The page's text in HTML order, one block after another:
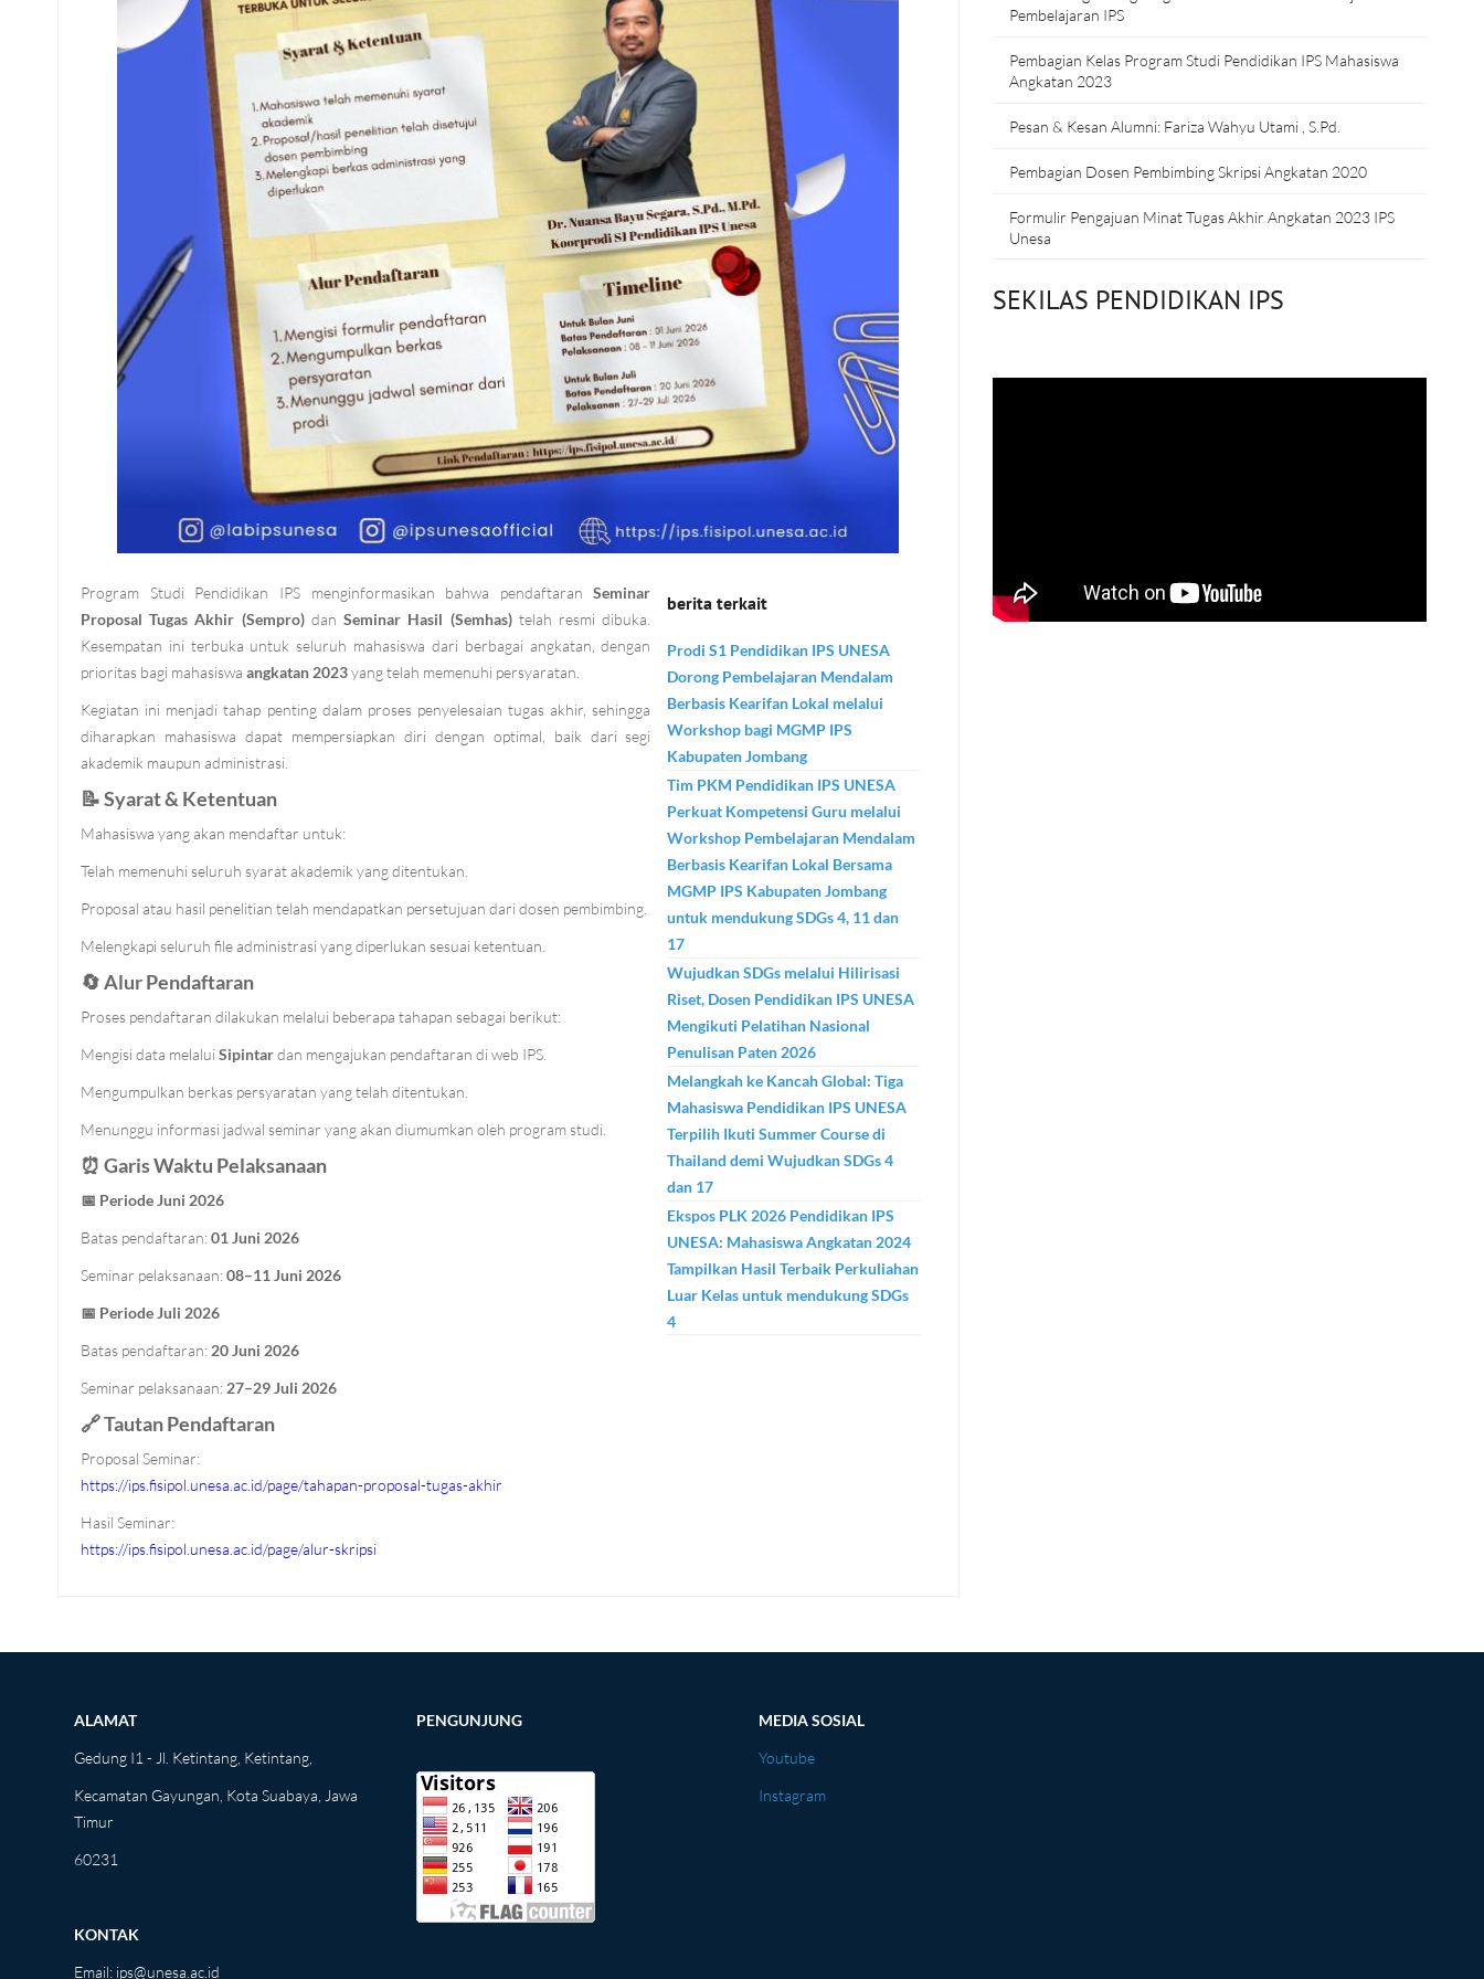
berita terkait
Prodi S1 Pendidikan IPS UNESA
Dorong Pembelajaran Mendalam
Berbasis Kearifan Lokal melalui
Workshop bagi MGMP IPS
Kabupaten Jombang
Tim PKM Pendidikan IPS UNESA
Perkuat Kompetensi Guru melalui
Workshop Pembelajaran Mendalam
Berbasis Kearifan Lokal Bersama
MGMP IPS Kabupaten Jombang
untuk mendukung SDGs 4, 11 dan
17
Wujudkan SDGs melalui Hilirisasi
Riset, Dosen Pendidikan IPS UNESA
Mengikuti Pelatihan Nasional
Penulisan Paten 2026
Melangkah ke Kancah Global: Tiga
Mahasiswa Pendidikan IPS UNESA
Terpilih Ikuti Summer Course di
Thailand demi Wujudkan SDGs 4
dan 17
Ekspos PLK 2026 Pendidikan IPS
UNESA: Mahasiswa Angkatan 2024
Tampilkan Hasil Terbaik Perkuliahan
Luar Kelas untuk mendukung SDGs
4
Program Studi Pendidikan IPS menginformasikan bahwa pendaftaranSeminar
Proposal Tugas Akhir (Sempro)danSeminar Hasil (Semhas)telah resmi dibuka.
Kesempatan ini terbuka untuk seluruh mahasiswa dari berbagai angkatan, dengan
prioritas bagi mahasiswa angkatan 2023yang telah memenuhi persyaratan.
Kegiatan ini menjadi tahap penting dalam proses penyelesaian tugas akhir, sehingga
diharapkan mahasiswa dapat mempersiapkan diri dengan optimal, baik dari segi
akademik maupun administrasi.
📝Syarat & Ketentuan
Mahasiswa yang akan mendaftar untuk:
Telah memenuhi seluruh syarat akademik yang ditentukan.
Proposal atau hasil penelitian telah mendapatkan persetujuan dari dosen pembimbing.
Melengkapi seluruh file administrasi yang diperlukan sesuai ketentuan.
🔄Alur Pendaftaran
Proses pendaftaran dilakukan melalui beberapa tahapan sebagai berikut:
Mengisi data melalui Sipintardan mengajukan pendaftaran di web IPS.
Mengumpulkan berkas persyaratan yang telah ditentukan.
Menunggu informasi jadwal seminar yang akan diumumkan oleh program studi.
⏰ Garis Waktu Pelaksanaan
📅 Periode Juni 2026
Batas pendaftaran:01 Juni 2026
Seminar pelaksanaan:08–11 Juni 2026
📅 Periode Juli 2026
Batas pendaftaran:20 Juni 2026
Seminar pelaksanaan:27–29 Juli 2026
🔗Tautan Pendaftaran
Proposal Seminar:
https://ips.fisipol.unesa.ac.id/page/tahapan-proposal-tugas-akhir
Hasil Seminar:
https://ips.fisipol.unesa.ac.id/page/alur-skripsi
Pembelajaran IPS
Pembagian Kelas Program Studi Pendidikan IPS Mahasiswa
Angkatan 2023
Pesan & Kesan Alumni: Fariza Wahyu Utami , S.Pd.
Pembagian Dosen Pembimbing Skripsi Angkatan 2020
Formulir Pengajuan Minat Tugas Akhir Angkatan 2023 IPS
Unesa
SEKILAS PENDIDIKAN IPS
ALAMAT
Gedung I1 - Jl. Ketintang, Ketintang,
Kecamatan Gayungan, Kota Suabaya, Jawa
Timur
60231
KONTAK
Email: ips@unesa.ac.id
PENGUNJUNG
MEDIA SOSIAL
Youtube
Instagram